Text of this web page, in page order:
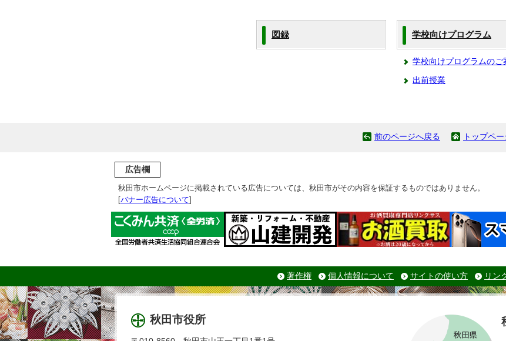
図録 学校向けプログラム
学校向けプログラムのご
出前授業
前のページへ戻る トップペ
広告欄
秋田市ホームページに掲載されている広告については、秋田市がその内容を保証するものではありません。
[バナー広告について]
著作権 個人情報について サイトの使い方 リン
秋田市役所